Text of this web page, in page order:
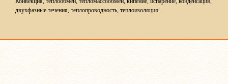
двухфазные течения, теплопроводность, теплоизоляция.